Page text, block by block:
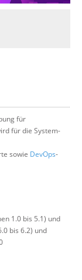
für
für die System-
sowie DevOps-
1.0 bis 5.1) und
bis 6.2) und